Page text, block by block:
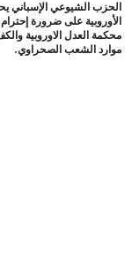
الحزب الشيوعي الإسباني
الأوروبية على ضرورة
محكمة العدل الاوروبية
موارد الشعب الصحراوي.